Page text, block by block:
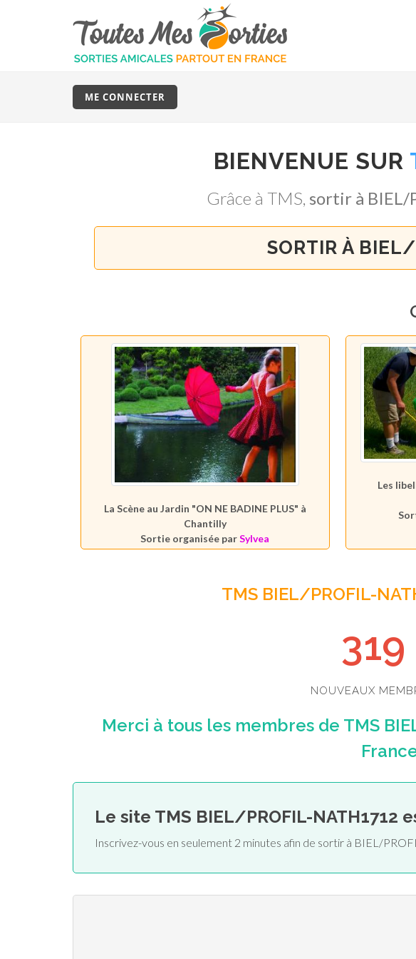
ME CONNECTER
BIENVENUE SUR
Grâce à TMS, sortir à BIEL/
SORTIR À
La Scène au Jardin "ON NE BADINE PLUS" à
Chantilly
Sortie organisée parSylvea
Les
TMS BIEL/PROFIL-
349
NOUVEAUX
Merci à tous les membres de TMS
Le site TMS BIEL/PROFIL-NATH1712
Inscrivez-vous en seulement 2 minutes afin de sortir à BIEL/